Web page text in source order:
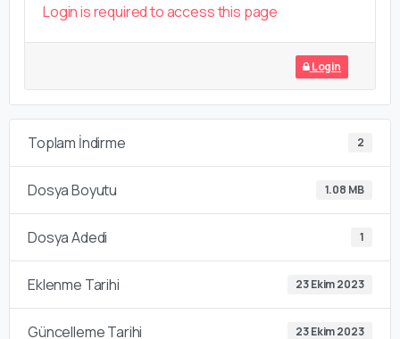
Login is required to access this page
Login
Toplam İndirme 2
Dosya Boyutu 1.08 MB
Dosya Adedi 1
Eklenme Tarihi 23 Ekim 2023
Güncelleme Tarihi 23 Ekim 2023